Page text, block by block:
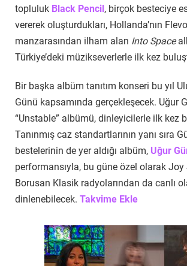
topluluk Black Pencil, birçok besteciye
vererek oluşturdukları, Hollanda’nın
manzarasından ilham alan Into Space
Türkiye’deki müzikseverlerle ilk kez
Bir başka albüm tanıtım konseri bu yıl
Günü kapsamında gerçekleşecek. Uğur
“Unstable” albümü, dinleyicilerle ilk kez
Tanınmış caz standartlarının yanı sıra
bestelerinin de yer aldığı albüm, Uğur
performansıyla, bu güne özel olarak Joy
Borusan Klasik radyolarından da canlı
dinlenebilecek. Takvime Ekle